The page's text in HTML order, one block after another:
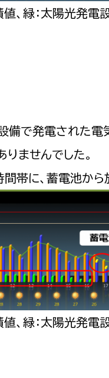
、緑：太陽光発電
備で発電された
ませんでした。
帯に、蓄電池から
、緑：太陽光発電